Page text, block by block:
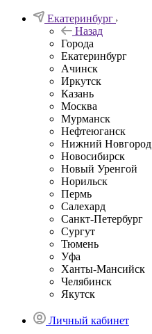
Екатеринбург
Назад
Города
Екатеринбург
Ачинск
Иркутск
Казань
Москва
Мурманск
Нефтеюганск
Нижний Новгород
Новосибирск
Новый Уренгой
Норильск
Пермь
Салехард
Санкт-Петербург
Сургут
Тюмень
Уфа
Ханты-Мансийск
Челябинск
Якутск
Личный кабинет